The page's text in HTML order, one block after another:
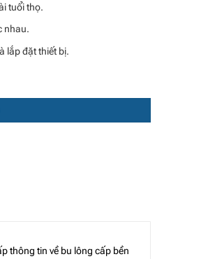
tuổi thọ.
nhau.
lắp đặt thiết bị.
thông tin về bu lông cấp bền